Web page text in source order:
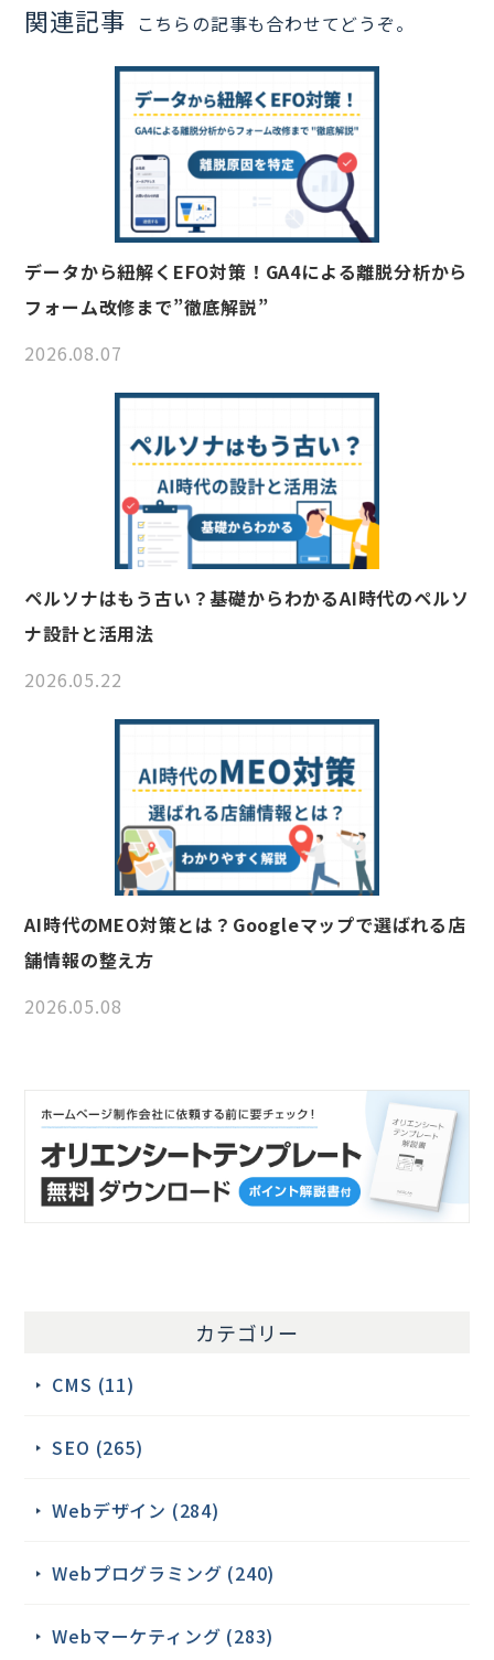
関連記事 こちらの記事も合わせてどうぞ。
データから紐解くEFO対策！GA4による離脱分析から
フォーム改修まで”徹底解説”
2026.08.07
ペルソナはもう古い？基礎からわかるAI時代のペルソ
ナ設計と活用法
2026.05.22
AI時代のMEO対策とは？Googleマップで選ばれる店
舗情報の整え方
2026.05.08
カテゴリー
CMS (11)
SEO (265)
Webデザイン (284)
Webプログラミング (240)
Webマーケティング (283)